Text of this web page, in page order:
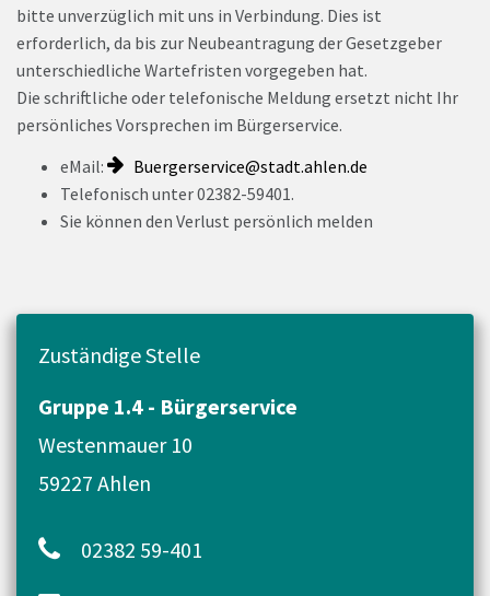
bitte unverzüglich mit uns in Verbindung. Dies ist
erforderlich, da bis zur Neubeantragung der Gesetzgeber
unterschiedliche Wartefristen vorgegeben hat.
Die schriftliche oder telefonische Meldung ersetzt nicht Ihr
persönliches Vorsprechen im Bürgerservice.
eMail:
Buergerservice@stadt.ahlen.de
Telefonisch unter 02382-59401.
Sie können den Verlust persönlich melden
Zuständige Stelle
Gruppe 1.4 - Bürgerservice
Westenmauer 10
59227 Ahlen
02382 59-401